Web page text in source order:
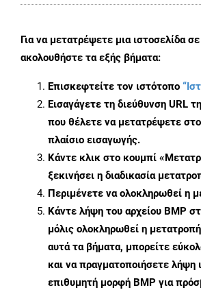
Για να μετατρέψετε μια ιστοσελίδα
ακολουθήστε τα εξής βήματα:
Επισκεφτείτε τον ιστότοπο
Εισαγάγετε τη διεύθυνση URL
που θέλετε να μετατρέψετε
πλαίσιο εισαγωγής.
Κάντε κλικ στο κουμπί
ξεκινήσει η διαδικασία
Περιμένετε να ολοκληρωθεί η
Κάντε λήψη του αρχείου BMP
μόλις ολοκληρωθεί η
αυτά τα βήματα, μπορείτε
και να πραγματοποιήσετε λήψη
επιθυμητή μορφή BMP για